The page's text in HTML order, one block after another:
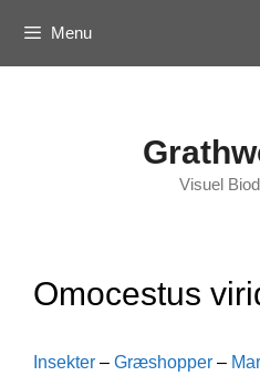
content
Menu
Visuel
Omocestus
Insekter – Græshopper –